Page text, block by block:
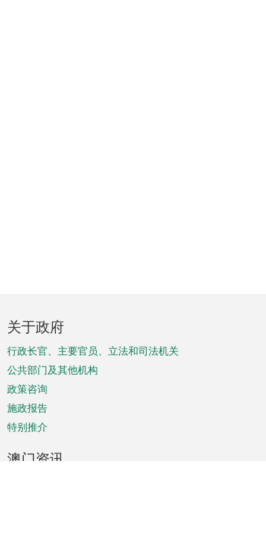
页
脚
菜
单
关于政府
行政长官、主要官员、立法和司法机关
公共部门及其他机构
政策咨询
施政报告
特别推介
澳门资讯